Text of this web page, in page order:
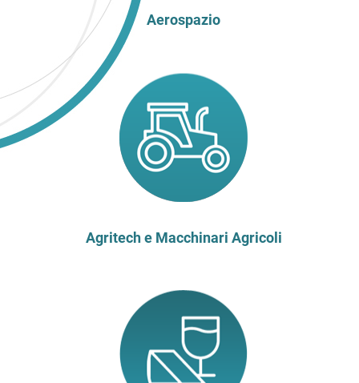
Aerospazio
Agritech e Macchinari Agricoli